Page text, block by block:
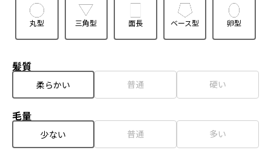
丸型 三角型 面長 ベース型 卵型
髪質
柔らかい 普通 硬い
毛量
少ない 普通 多い